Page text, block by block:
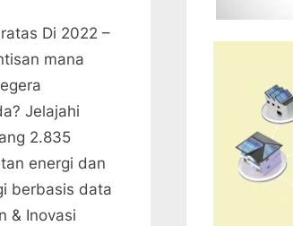
Di 2022 –
mana
Jelajahi
2.835
energi dan
berbasis data
& Inovasi